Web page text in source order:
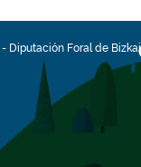
- Diputación Foral de